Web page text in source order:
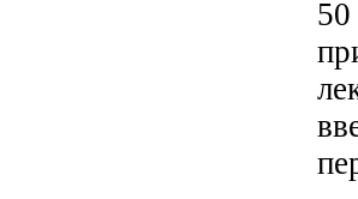
50